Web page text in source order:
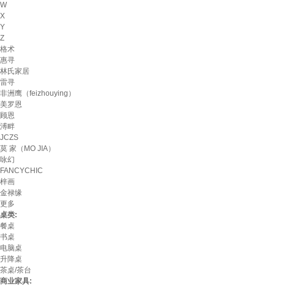
W
X
Y
Z
格术
惠寻
林氏家居
雷寻
非洲鹰（feizhouying）
美罗恩
顾恩
溥畔
JCZS
莫 家（MO JIA）
咏幻
FANCYCHIC
梓画
金禄缘
更多
桌类:
餐桌
书桌
电脑桌
升降桌
茶桌/茶台
商业家具: